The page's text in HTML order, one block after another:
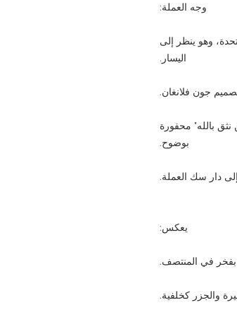
وجه العملة:
وهو ينظر إلى
اليسار.
جون فلانغان.
نثق بالله" محفورة
بوضوح.
يعكس:
بفخر في المنتصف.
والجزر كخلفية.